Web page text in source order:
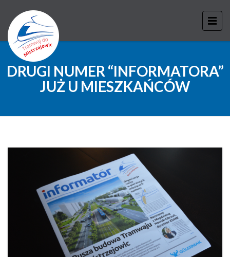
DRUGI NUMER “INFORMATORA”
JUŻ U MIESZKAŃCÓW